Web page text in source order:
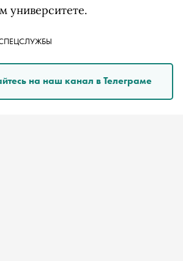
университете.
на наш канал в Телеграме